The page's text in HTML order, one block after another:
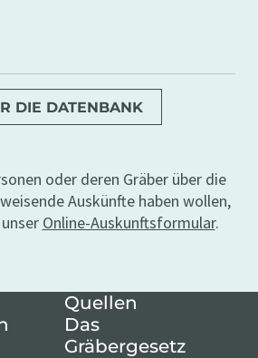
DIE DATENBANK
oder deren Gräber über die
Auskünfte haben wollen,
Online-Auskunftsformular.
Quellen
Das
Gräbergesetz